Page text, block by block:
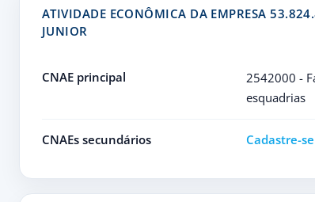
ATIVIDADE ECONÔMICA DA EMPRESA
JUNIOR
CNAE principal
2542000 -
esquadrias
CNAEs secundários Cadastre-